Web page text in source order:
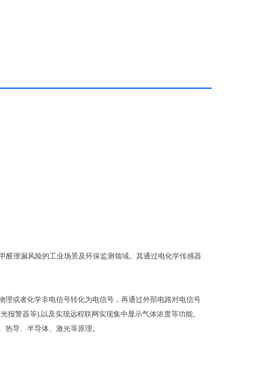
醛泄漏风险的工业场景及环保监测领域。其通过电化学传感器
或者化学非电信号转化为电信号，再通过外部电路对电信号
报警器等), 以及实现远程联网实现集中显示气体浓度等功能。
导、半导体、激光等原理。